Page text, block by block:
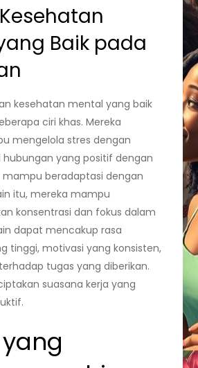
Baik pada
kesehatan mental yang baik
ciri khas. Mereka
mengelola stres dengan
yang positif dengan
mampu beradaptasi dengan
itu, mereka mampu
konsentrasi dan fokus dalam
dapat mencakup rasa
tinggi, motivasi yang konsisten,
tugas yang diberikan.
suasana kerja yang